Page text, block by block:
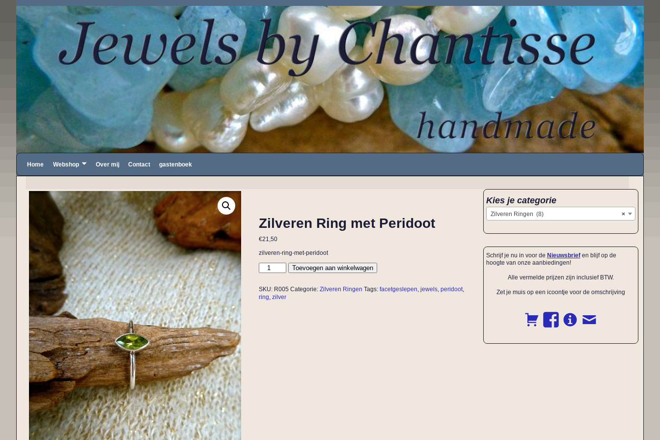
Home Webshop Over mij Contact gastenboek
Zilveren Ring met Peridoot
€21,50
zilveren-ring-met-peridoot
Toevoegen aan winkelwagen
SKU: R005 Categorie: Zilveren Ringen Tags: facetgeslepen jewels, peridoot,
ring zilver
Kies je categorie
×
Zilveren Ringen (8)
Schrijf je nu in voor de Nieuwsbriefen blijf op de
hoogte van onze aanbiedingen!
Alle vermelde prijzen zijn inclusief BTW.
Zet je muis op een icoontje voor de omschrijving